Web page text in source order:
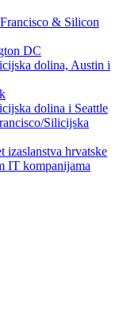
& Silicon
DC
dolina, Austin i
dolina i Seattle
Silicijska
izaslanstva hrvatske
IT kompanijama